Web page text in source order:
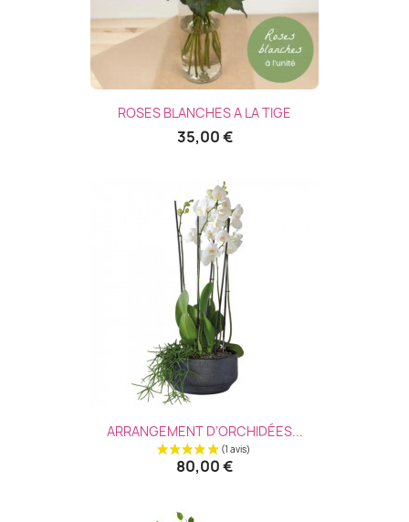
ROSES BLANCHES A LA TIGE
35,00 €
ARRANGEMENT D’ORCHIDÉES...
80,00 €